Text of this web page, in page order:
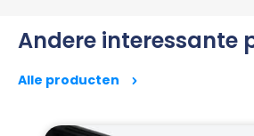
Andere interessante
Alle producten